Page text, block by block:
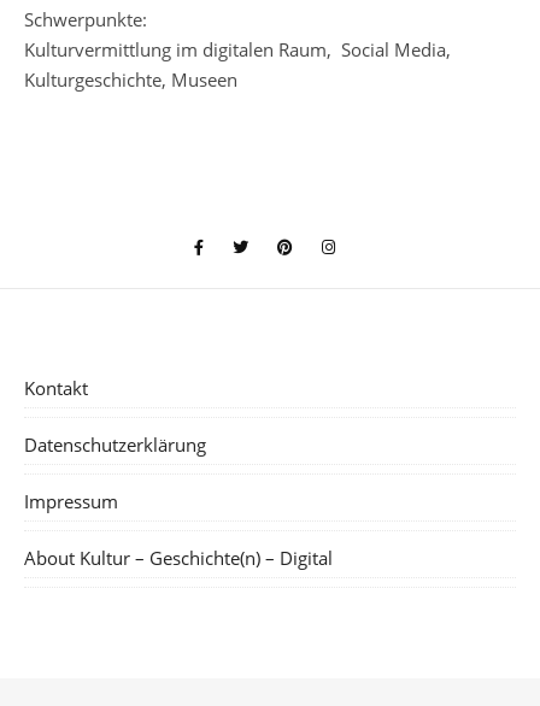
Schwerpunkte:
Kulturvermittlung im digitalen Raum, Social Media,
Kulturgeschichte, Museen
Kontakt
Datenschutzerklärung
Impressum
About Kultur – Geschichte(n) – Digital